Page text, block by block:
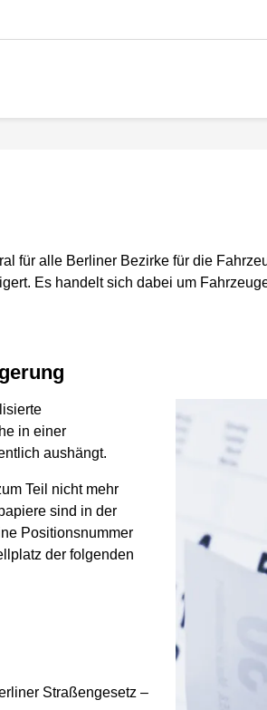
für alle Berliner Bezirke für die
Es handelt sich dabei um
in einer
aushängt.
Teil nicht mehr
sind in der
Positionsnummer
der folgenden
Straßengesetz –